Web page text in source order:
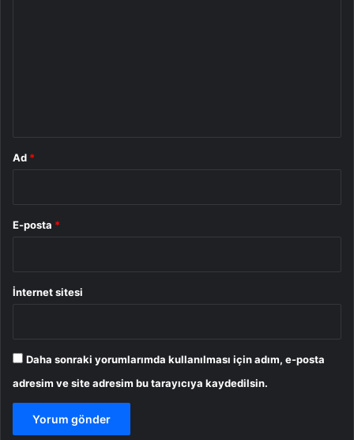
Ad *
E-posta *
İnternet sitesi
Daha sonraki yorumlarımda kullanılması için adım, e-posta
adresim ve site adresim bu tarayıcıya kaydedilsin.